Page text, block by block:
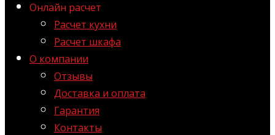
Онлайн расчет
Расчет кухни
Расчет шкафа
О компании
Отзывы
Доставка и оплата
Гарантия
Контакты